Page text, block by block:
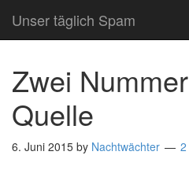
Unser täglich Spam
Zwei
Quelle
6. Juni 2015 by Nachtwächter